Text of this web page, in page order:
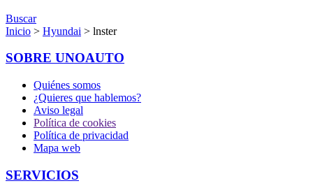
Buscar
Inicio > Hyundai > lnster
SOBRE UNOAUTO
Quiénes somos
¿Quieres que hablemos?
Aviso legal
Política de cookies
Política de privacidad
Mapa web
SERVICIOS